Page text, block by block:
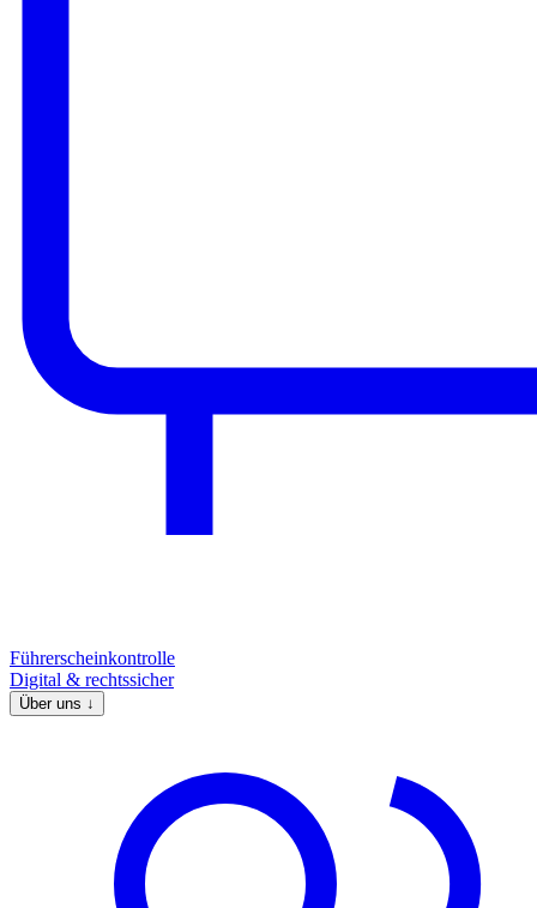
Führerscheinkontrolle
Digital & rechtssicher
Über uns ↓